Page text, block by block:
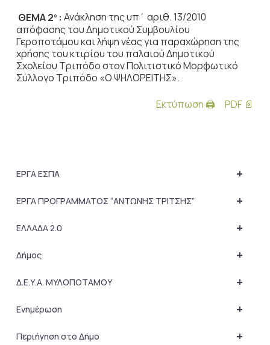
ΘΕΜΑ 2ο: Ανάκληση της υπ΄ αριθ. 13/2010
απόφασης του Δημοτικού Συμβουλίου
Γεροποτάμου και λήψη νέας για παραχώρηση της
χρήσης του κτιρίου του παλαιού Δημοτικού
Σχολείου Τριπόδο στον Πολιτιστικό Μορφωτικό
Σύλλογο Τριπόδο «Ο ΨΗΛΟΡΕΙΤΗΣ».
Εκτύπωση 🖨
PDF 📄
+
ΕΡΓΑ ΕΣΠΑ
+
ΕΡΓΑ ΠΡΟΓΡΑΜΜΑΤΟΣ “ΑΝΤΩΝΗΣ ΤΡΙΤΣΗΣ”
+
ΕΛΛΑΔΑ 2.0
+
Δήμος
+
Δ.Ε.Υ.Α. ΜΥΛΟΠΟΤΑΜΟΥ
+
Ενημέρωση
+
Περιήγηση στο Δήμο